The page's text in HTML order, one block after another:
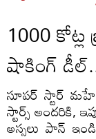
1000
షాకింగ్
సూపర్ స్టార్
స్టార్స్ అందరికి,
అస్సలు పాన్